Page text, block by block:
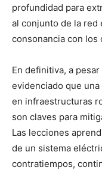
profundidad para
al conjunto de la red
consonancia con los
En definitiva, a
evidenciado que
en infraestructuras
son claves para
Las lecciones
de un sistema
contratiempos,